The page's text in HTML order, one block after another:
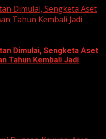
Dimulai, Sengketa Aset
Tahun Kembali Jadi
Dimulai, Sengketa Aset
Tahun Kembali Jadi